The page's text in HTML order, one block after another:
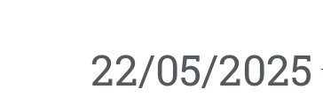
22/05/2025